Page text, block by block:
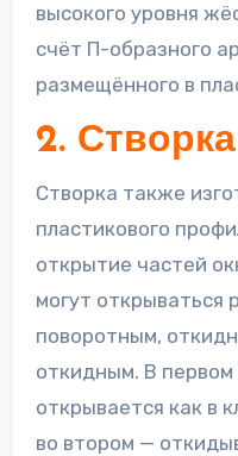
высокого уровня
счёт П-образного
размещённого в
2. Створка
Створка также
пластикового
открытие частей
могут открываться
поворотным,
откидным. В первом
открывается как в
во втором —